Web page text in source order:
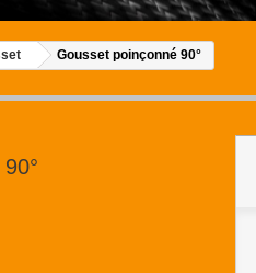
Gousset poinçonné 90°